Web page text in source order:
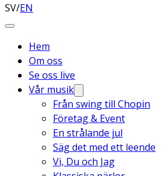
SV/EN
Hem
Om oss
Se oss live
Vår musik
Från swing till Chopin
Företag & Event
En strålande jul
Säg det med ett leende
Vi, Du och Jag